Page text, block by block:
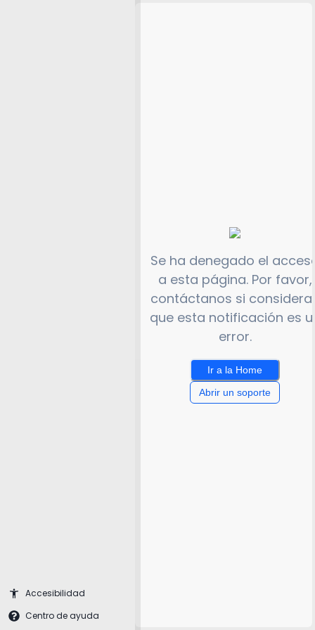
Accesibilidad
Centro de ayuda
Se ha denegado el
a esta página. Por favor,
contáctanos si
que esta notificación es
error.
Ir a la Home
Abrir un soporte